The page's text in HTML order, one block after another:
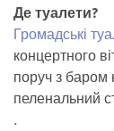
Де туалети?
Громадські
концертного
поруч з баром
пеленальний
.